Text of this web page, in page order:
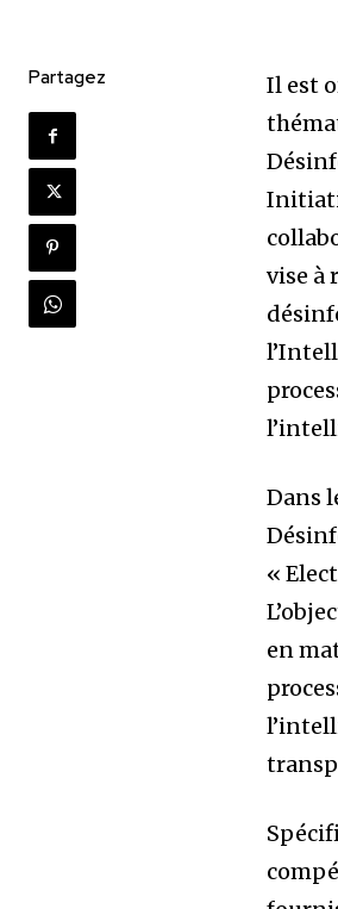
Partagez
Il est
vise à
Dans
«
en